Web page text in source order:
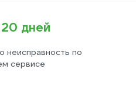
дней
неисправность по
сервисе